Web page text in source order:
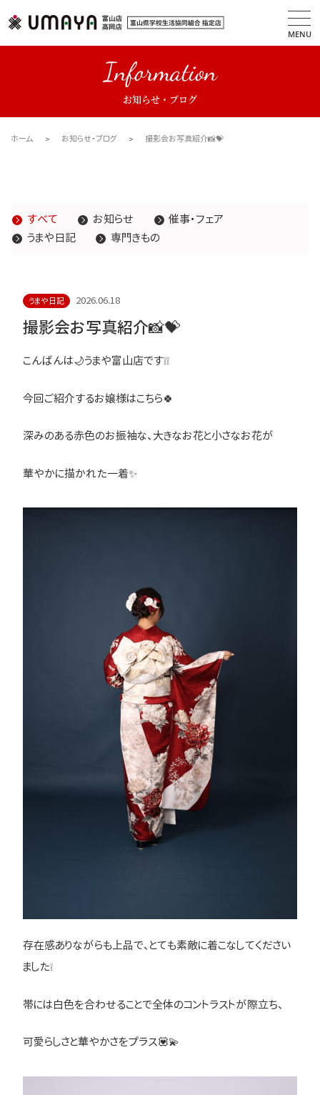
MENU
Information
お知らせ・ブログ
ホーム お知らせ・ブログ 撮影会お写真紹介📸💝
すべて お知らせ
催事・フェア
うまや日記
専門きもの
うまや日記 2026.06.18
撮影会お写真紹介📸💝
こんばんは🌙うまや富山店です❕❕
今回ご紹介するお嬢様はこちら🍀
深みのある赤色のお振袖な、大きなお花と小さなお花が
華やかに描かれた一着✨
存在感ありながらも上品で、とても素敵に着こなしてください
ました❕
帯には白色を合わせることで全体のコントラストが際立ち、
可愛らしさと華やかさをプラス💟💫